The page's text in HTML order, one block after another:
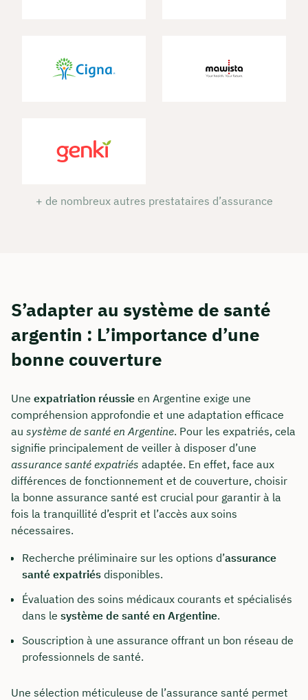
+ de nombreux autres prestataires d’assurance
S’adapter au système de santé
argentin : L’importance d’une
bonne couverture
Une expatriation réussie en Argentine exige une
compréhension approfondie et une adaptation efficace
au système de santé en Argentine. Pour les expatriés, cela
signifie principalement de veiller à disposer d’une
assurance santé expatriés adaptée. En effet, face aux
différences de fonctionnement et de couverture, choisir
la bonne assurance santé est crucial pour garantir à la
fois la tranquillité d’esprit et l’accès aux soins
nécessaires.
Recherche préliminaire sur les options d’assurance
santé expatriés disponibles.
Évaluation des soins médicaux courants et spécialisés
dans le système de santé en Argentine.
Souscription à une assurance offrant un bon réseau de
professionnels de santé.
Une sélection méticuleuse de l’assurance santé permet